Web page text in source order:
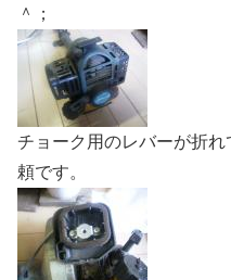
＾；
チョーク用のレバーが折
頼です。